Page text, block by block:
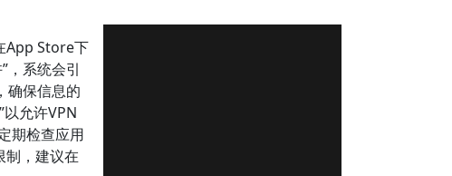
App Store下
，系统会引
确保信息的
允许VPN
期检查应用
制，建议在